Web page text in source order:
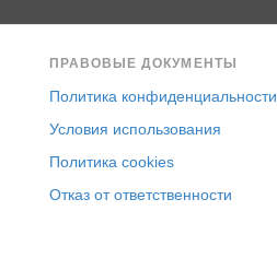
ПРАВОВЫЕ ДОКУМЕНТЫ
Политика конфиденциальности
Условия использования
Политика cookies
Отказ от ответственности